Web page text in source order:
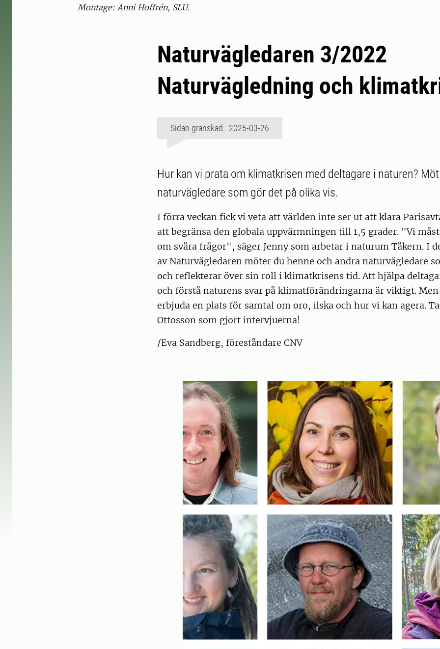
Montage: Anni Hoffrén, SLU.
Naturvägledaren 3/2022
Naturvägledning och
Sidan granskad: 2025-03-26
Hur kan vi prata om klimatkrisen med deltagare i naturen?
naturvägledare som gör det på olika vis.
I förra veckan fick vi veta att världen inte ser ut att klara
att begränsa den globala uppvärmningen till 1,5 grader. "Vi
om svåra frågor", säger Jenny som arbetar i naturum Tåkern. I
av Naturvägledaren möter du henne och andra naturvägledare
och reflekterar över sin roll i klimatkrisens tid. Att hjälpa
och förstå naturens svar på klimatförändringarna är viktigt. Men
erbjuda en plats för samtal om oro, ilska och hur vi kan agera.
Ottosson som gjort intervjuerna!
/Eva Sandberg, föreståndare CNV